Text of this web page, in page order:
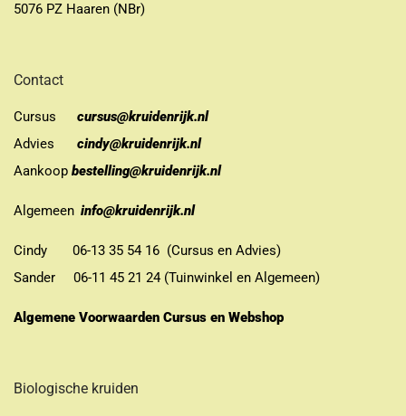
5076 PZ Haaren (NBr)
Contact
Cursus
cursus@kruidenrijk.nl
Advies
cindy@kruidenrijk.nl
Aankoop bestelling@kruidenrijk.nl
Algemeen info@kruidenrijk.nl
Cindy 06-13 35 54 16 (Cursus en Advies)
Sander 06-11 45 21 24 (Tuinwinkel en Algemeen)
Algemene Voorwaarden Cursus en Webshop
Biologische kruiden